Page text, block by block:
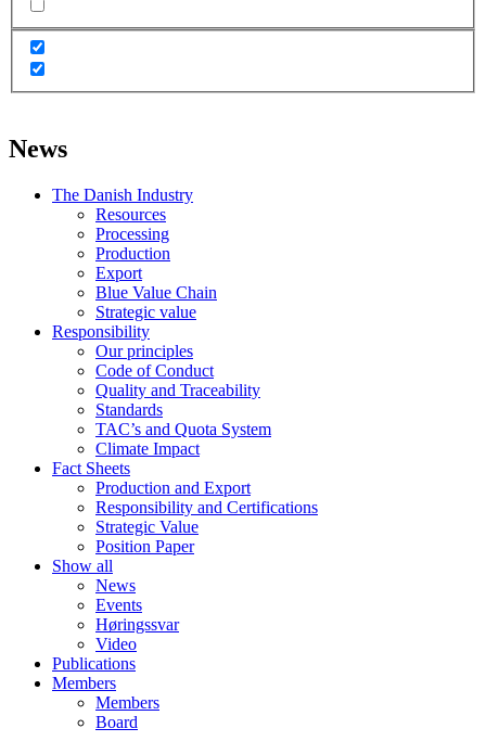
News
The Danish Industry
Resources
Processing
Production
Export
Blue Value Chain
Strategic value
Responsibility
Our principles
Code of Conduct
Quality and Traceability
Standards
TAC’s and Quota System
Climate Impact
Fact Sheets
Production and Export
Responsibility and Certifications
Strategic Value
Position Paper
Show all
News
Events
Høringssvar
Video
Publications
Members
Members
Board